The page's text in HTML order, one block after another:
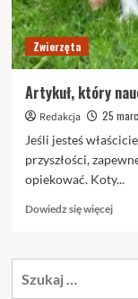
Zwierzęta
Artykuł, który
Redakcja 25
Jeśli jesteś
przyszłości,
opiekować. Koty...
Dowiedz się więcej
o